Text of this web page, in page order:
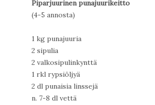
Piparjuurinen punajuurikeitto
(4-5 annosta)
1 kg punajuuria
2 sipulia
2 valkosipulinkynttä
1 rkl rypsiöljyä
2 dl punaisia linssejä
n. 7-8 dl vettä